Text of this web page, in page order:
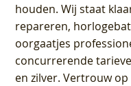
houden. Wij staat
repareren,
oorgaatjes
concurrerende
en zilver. Vertrouw